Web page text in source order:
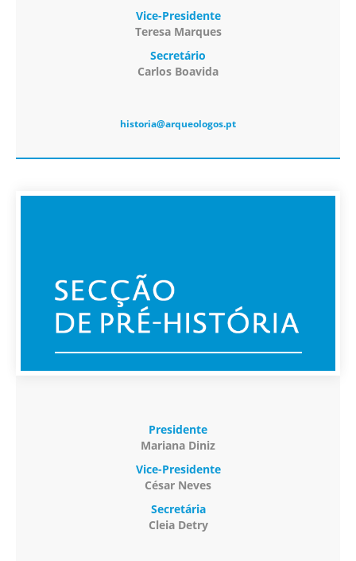
Vice-Presidente
Teresa Marques
Secretário
Carlos Boavida
historia@arqueologos.pt
Presidente
Mariana Diniz
Vice-Presidente
César Neves
Secretária
Cleia Detry